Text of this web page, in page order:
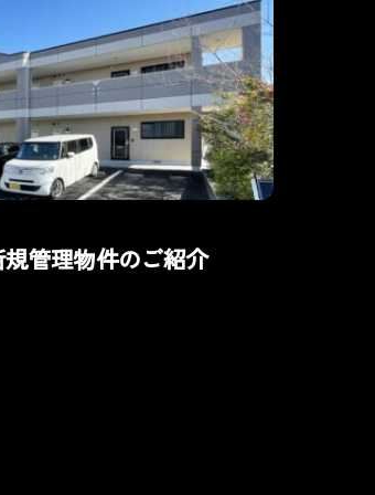
規管理物件のご紹介